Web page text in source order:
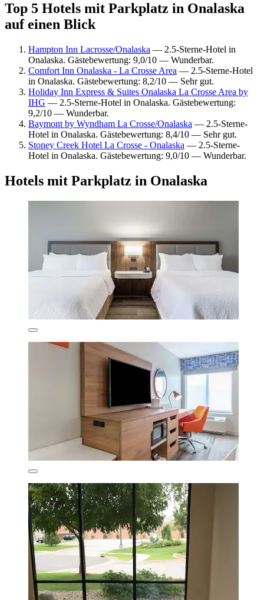
Top 5 Hotels mit Parkplatz in Onalaska
auf einen Blick
Hampton Inn Lacrosse/Onalaska — 2.5-Sterne-Hotel in
Onalaska. Gästebewertung: 9,0/10 — Wunderbar.
Comfort Inn Onalaska - La Crosse Area — 2.5-Sterne-Hotel
in Onalaska. Gästebewertung: 8,2/10 — Sehr gut.
Holiday Inn Express & Suites Onalaska La Crosse Area by
IHG — 2.5-Sterne-Hotel in Onalaska. Gästebewertung:
9,2/10 — Wunderbar.
Baymont by Wyndham La Crosse/Onalaska — 2.5-Sterne-
Hotel in Onalaska. Gästebewertung: 8,4/10 — Sehr gut.
Stoney Creek Hotel La Crosse - Onalaska — 2.5-Sterne-
Hotel in Onalaska. Gästebewertung: 9,0/10 — Wunderbar.
Hotels mit Parkplatz in Onalaska